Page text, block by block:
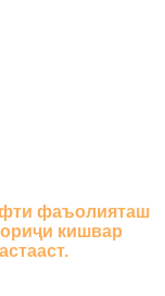
фаъолияташ
кишвар